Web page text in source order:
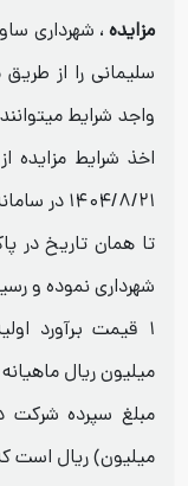
مزایده ، شهرداری
سلیمانی را از طریق
اخذ شرایط مزایده
۱۴۰۴/۸/۲۱
تا همان تاریخ در
شهرداری نموده و
میلیون ریال